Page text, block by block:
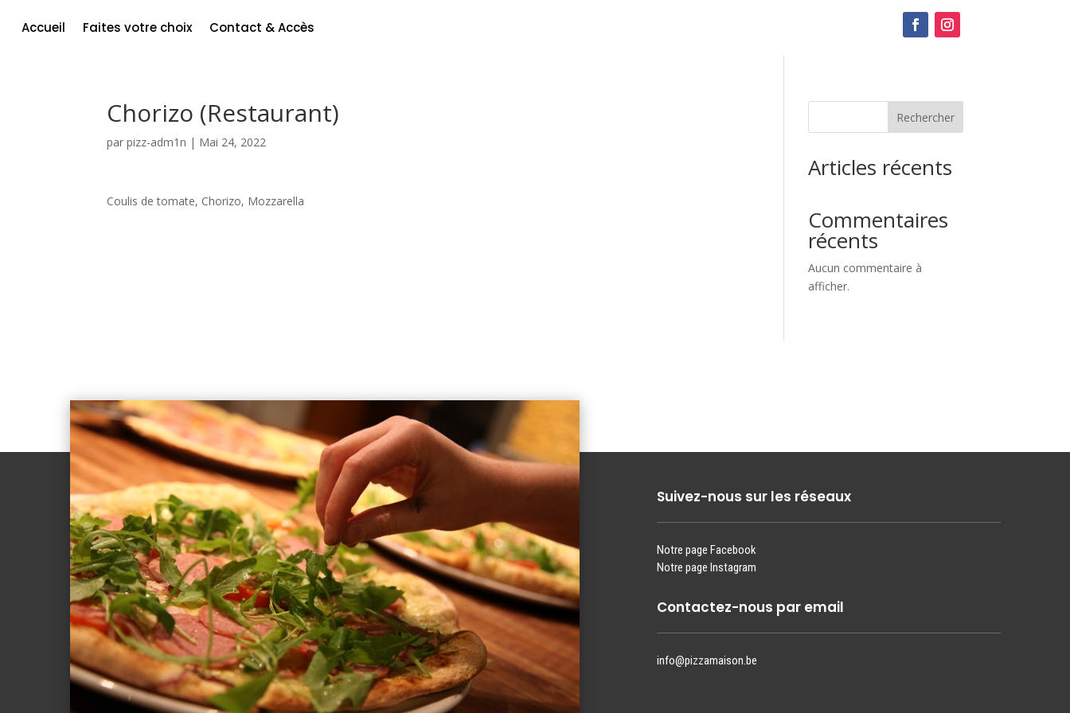
Accueil Faites votre choix Contact & Accès
Chorizo (Restaurant)
parpizz-adm1n | Mai 24, 2022
Coulis de tomate, Chorizo, Mozzarella
Rechercher
Articles récents
Commentaires
récents
Aucun commentaire à
afficher.
Suivez-nous sur les réseaux
Notre page Facebook
Notre page Instagram
Contactez-nous par email
info@pizzamaison.be